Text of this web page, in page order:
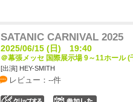
SATANIC CARNIVAL 2025
2025/06/15 (日) 19:40
＠幕張メッセ 国際展示場 9～11ホール (
[出演] HEY-SMITH
レビュー：--件